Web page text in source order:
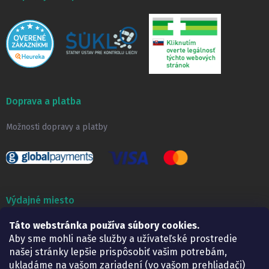
Táto webstránka používa súbory cookies.
Aby sme mohli naše služby a užívateľské prostredie
našej stránky lepšie prispôsobiť vašim potrebám,
ukladáme na vašom zariadení (vo vašom prehliadači)
Doprava a platba
Možnosti dopravy a platby
Výdajné miesto
Lekáreň ADONAI
Košice – Smetanova 2
Pondelok:
07.30 – 15.30 h.
Utorok:
07.30 – 16.00 h.